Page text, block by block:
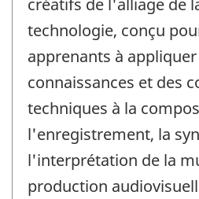
créatifs de l'alliage de
technologie, conçu
apprenants à
connaissances et des
techniques à la
l'enregistrement, la
l'interprétation de la
production